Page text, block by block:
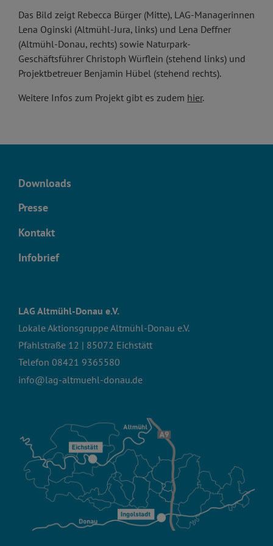
Das Bild zeigt Rebecca Bürger (Mitte), LAG-Managerinnen
Lena Oginski (Altmühl-Jura, links) und Lena Deffner
(Altmühl-Donau, rechts) sowie Naturpark-
Geschäftsführer Christoph Würflein (stehend links) und
Projektbetreuer Benjamin Hübel (stehend rechts).
Weitere Infos zum Projekt gibt es zudem hier.
Downloads
Presse
Kontakt
Infobrief
LAG Altmühl-Donau e.V.
Lokale Aktionsgruppe Altmühl-Donau e.V.
Pfahlstraße 12 | 85072 Eichstätt
Telefon 08421 9365580
info@lag-altmuehl-donau.de